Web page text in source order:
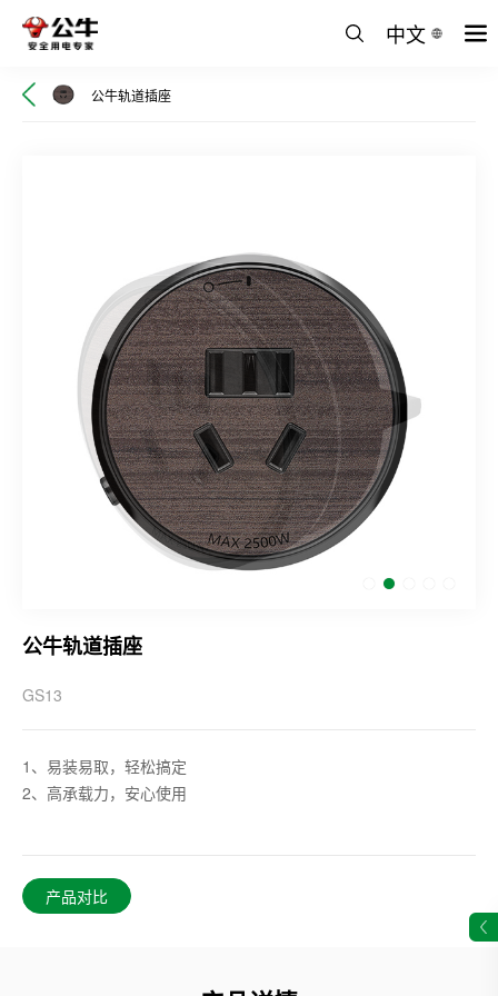
中文
公牛轨道插座
公牛轨道插座
GS13
1、易装易取，轻松搞定
2、高承载力，安心使用
产品对比